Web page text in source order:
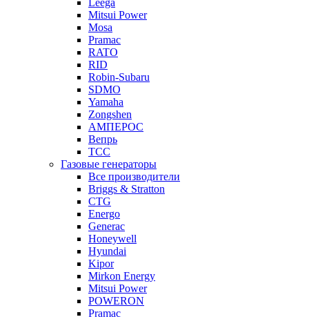
Leega
Mitsui Power
Mosa
Pramac
RATO
RID
Robin-Subaru
SDMO
Yamaha
Zongshen
АМПЕРОС
Вепрь
ТСС
Газовые генераторы
Все производители
Briggs & Stratton
CTG
Energo
Generac
Honeywell
Hyundai
Kipor
Mirkon Energy
Mitsui Power
POWERON
Pramac